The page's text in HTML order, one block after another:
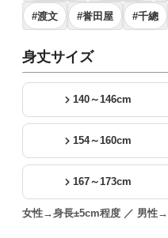
#渡文 #誉田屋 #千總
身丈サイズ
140～146cm
154～160cm
167～173cm
女性→身長±5cm程度 ／ 男性→